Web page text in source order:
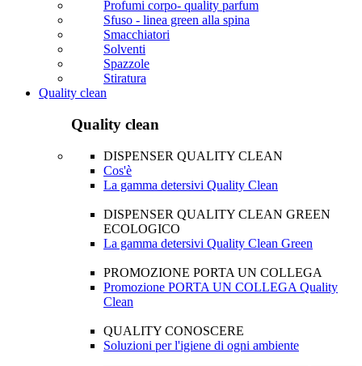
Profumi corpo- quality parfum
Sfuso - linea green alla spina
Smacchiatori
Solventi
Spazzole
Stiratura
Quality clean
Quality clean
DISPENSER QUALITY CLEAN
Cos'è
La gamma detersivi Quality Clean
DISPENSER QUALITY CLEAN GREEN
ECOLOGICO
La gamma detersivi Quality Clean Green
PROMOZIONE PORTA UN COLLEGA
Promozione PORTA UN COLLEGA Quality
Clean
QUALITY CONOSCERE
Soluzioni per l'igiene di ogni ambiente